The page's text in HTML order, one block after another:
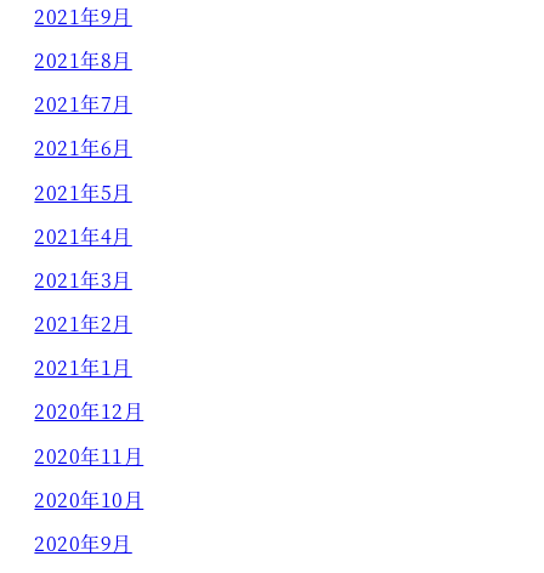
2021年9月
2021年8月
2021年7月
2021年6月
2021年5月
2021年4月
2021年3月
2021年2月
2021年1月
2020年12月
2020年11月
2020年10月
2020年9月